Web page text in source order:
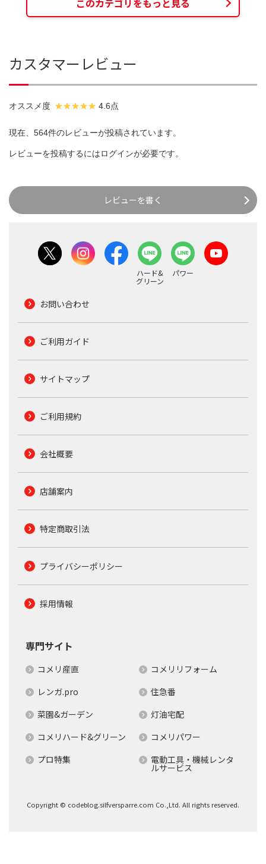
このカテゴリをもっと見る
カスタマーレビュー
オススメ度 4.6点
現在、564件のレビューが投稿されています。
レビューを投稿するにはログインが必要です。
レビューを書く
ハード&
グリーン
パワー
お問い合わせ
ご利用ガイド
サイトマップ
ご利用規約
会社概要
店舗案内
特定商取引法
プライバシーポリシー
採用情報
専門サイト
コメリ産直
コメリリフォーム
レンガ.pro
住急番
菜園&ガーデン
灯油宅配
コメリハード&グリーン
コメリパワー
プロ特集
電動工具・機械レンタ
ルサービス
Copyright © codeblog.silfversparre.com Co.,Ltd. All rights reserved.